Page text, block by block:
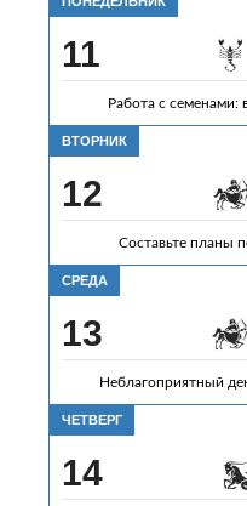
11
Работа с семенами:
ВТОРНИК
12
Составьте планы
СРЕДА
13
Неблагоприятный
ЧЕТВЕРГ
14